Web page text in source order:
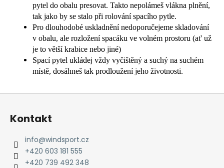
pytel do obalu presovat. Takto nepolámeš vlákna plnění,
tak jako by se stalo při rolování spacího pytle.
Pro dlouhodobé uskladnění nedoporučejeme skladování
v obalu, ale rozložení spacáku ve volném prostoru (at' už
je to větší krabice nebo jiné)
Spací pytel ukládej vždy vyčištěný a suchý na suchém
místě, dosáhneš tak prodloužení jeho životnosti.
Z
Kontakt
info@windsport.cz
+420 603 181 555
+420 739 492 348